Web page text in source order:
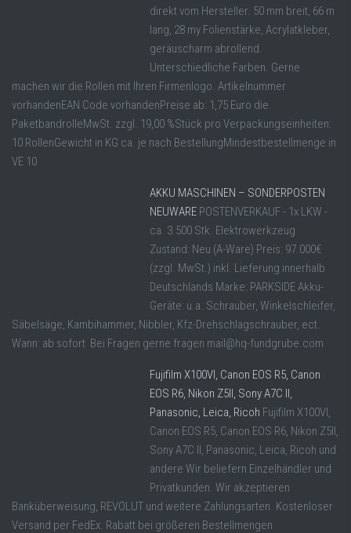
direkt vom Hersteller. 50 mm breit, 66 m
lang, 28 my Folienstärke, Acrylatkleber,
geräuscharm abrollend.
Unterschiedliche Farben. Gerne
machen wir die Rollen mit Ihren Firmenlogo. Artikelnummer
vorhandenEAN Code vorhandenPreise ab: 1,75 Euro die
PaketbandrolleMwSt. zzgl. 19,00 %Stück pro Verpackungseinheiten:
10 RollenGewicht in KG ca. je nach BestellungMindestbestellmenge in
VE 10
AKKU MASCHINEN – SONDERPOSTEN
NEUWARE POSTENVERKAUF - 1x LKW -
ca. 3.500 Stk. Elektrowerkzeug
Zustand: Neu (A-Ware) Preis: 97.000€
(zzgl. MwSt.) inkl. Lieferung innerhalb
Deutschlands Marke: PARKSIDE Akku-
Geräte: u.a. Schrauber, Winkelschleifer,
Säbelsäge, Kambihammer, Nibbler, Kfz-Drehschlagschrauber, ect.
Wann: ab sofort Bei Fragen gerne fragen mail@hq-fundgrube.com
Fujifilm X100VI, Canon EOS R5, Canon
EOS R6, Nikon Z5II, Sony A7C II,
Panasonic, Leica, Ricoh Fujifilm X100VI,
Canon EOS R5, Canon EOS R6, Nikon Z5II,
Sony A7C II, Panasonic, Leica, Ricoh und
andere Wir beliefern Einzelhändler und
Privatkunden. Wir akzeptieren
Banküberweisung, REVOLUT und weitere Zahlungsarten. Kostenloser
Versand per FedEx. Rabatt bei größeren Bestellmengen